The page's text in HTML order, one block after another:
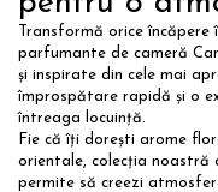
Transformă orice
parfumante de cameră
și inspirate din cele mai
împrospătare rapidă și o
întreaga locuință.
Fie că îți dorești arome
orientale, colecția noastră
permite să creezi